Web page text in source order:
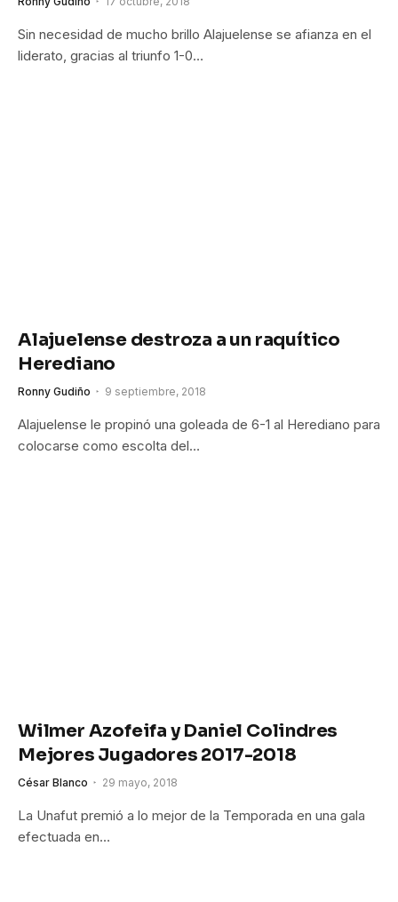
Sin necesidad de mucho brillo Alajuelense se afianza en el
liderato, gracias al triunfo 1-0…
Alajuelense destroza a un raquítico
Herediano
Ronny Gudiño 9 septiembre, 2018
Alajuelense le propinó una goleada de 6-1 al Herediano para
colocarse como escolta del…
Wilmer Azofeifa y Daniel Colindres
Mejores Jugadores 2017-2018
César Blanco 29 mayo, 2018
La Unafut premió a lo mejor de la Temporada en una gala
efectuada en…